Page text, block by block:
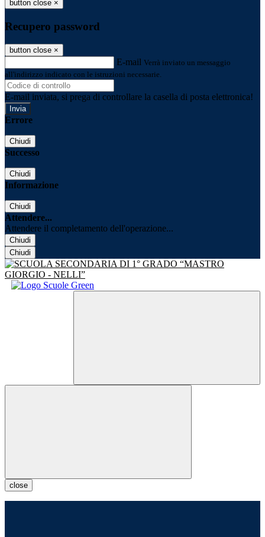
button close ×
Recupero password
button close ×
E-mail Verrà inviato un messaggio
all'indirizzo indicato con le istruzioni necessarie.
E-mail inviata, si prega di controllare la casella di posta elettronica!
Errore
Chiudi
Successo
Chiudi
Informazione
Chiudi
Attendere...
Attendere il completamento dell'operazione...
Chiudi
Chiudi
close